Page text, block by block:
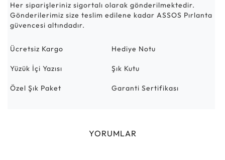
Her siparişleriniz sigortalı olarak gönderilmektedir.
Gönderilerimiz size teslim edilene kadar ASSOS Pırlanta
güvencesi altındadır.
Ücretsiz Kargo Hediye Notu
Yüzük İçi Yazısı Şık Kutu
Özel Şık Paket Garanti Sertifikası
YORUMLAR